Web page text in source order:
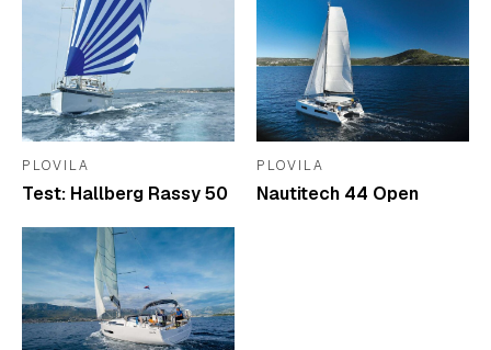
PLOVILA
Test: Hallberg Rassy 50
PLOVILA
Nautitech 44 Open